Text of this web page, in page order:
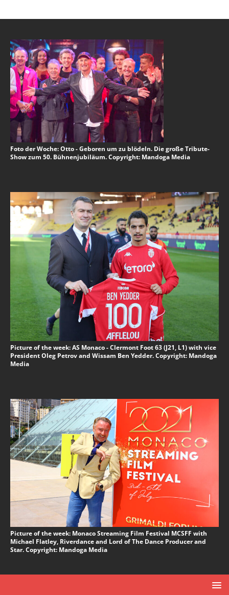
Foto der Woche: Otto - Geboren um zu blödeln. Die große Tribute-
Show zum 50. Bühnenjubiläum. Copyright: Mandoga Media
Picture of the week: AS Monaco - Clermont Foot 63 (J21, L1) with vice
President Oleg Petrov and Wissam Ben Yedder. Copyright: Mandoga
Media
Picture of the week: Monaco Streaming Film Festival MCSFF with
Michael Flatley, Riverdance and Lord of The Dance Producer and
Star. Copyright: Mandoga Media